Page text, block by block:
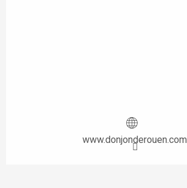
www.donjonderouen.com